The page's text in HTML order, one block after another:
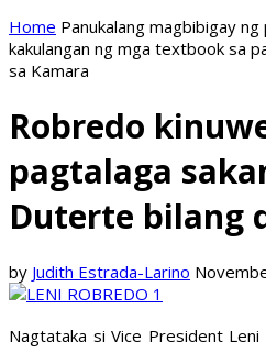
Home Panukalang magbibigay
kakulangan ng mga textbook sa
sa Kamara
Robredo
pagtalaga
Duterte bilang
by Judith Estrada-Larino
Nagtataka si Vice President